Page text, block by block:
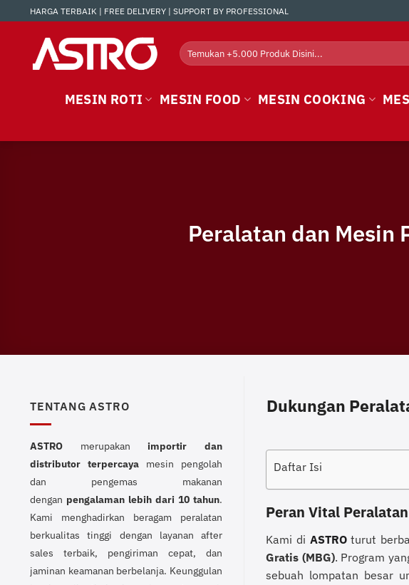
to
HARGA TERBAIK | FREE DELIVERY | SUPPORT BY PROFESSIONAL
Search
for:
MESIN ROTI MESIN FOOD MESIN COOKING
Peralatan dan Mesin
TENTANG ASTRO
ASTRO merupakanimportir dan
distributor terpercaya mesin pengolah
dan pengemas makanan
dengan pengalaman lebih dari 10 tahun.
Kami menghadirkan beragam peralatan
berkualitas tinggi dengan layanan after
sales terbaik, pengiriman cepat, dan
jaminan keamanan berbelanja. Keunggulan
Dukungan
Daftar Isi
Peran Vital
Kami di ASTROturut
Gratis (MBG). Program
sebuah lompatan besar